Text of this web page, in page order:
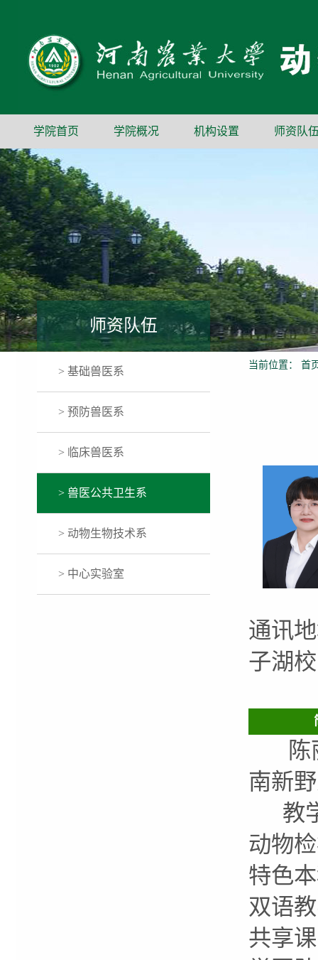
学院首页 学院概况 机构设置 师资队
师资队伍
> 基础兽医系
> 预防兽医系
> 临床兽医系
> 兽医公共卫生系
> 动物生物技术系
> 中心实验室
当前位置： 首
通讯
子湖
陈丽
南新
教学
动物
特色
双语
共享